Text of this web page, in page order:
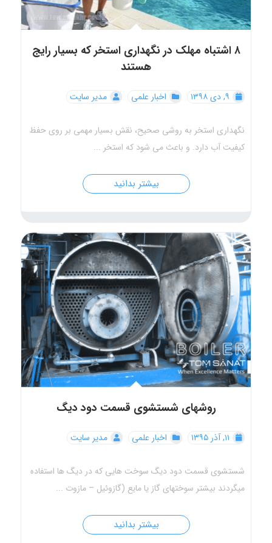
۸ اشتباه مهلک در نگهداری استخر که بسیار رایج
هستند
اخبار علمی مدیر سایت
نگهداری استخر به روشی صحیح، نقش بسیار مهمی بر روی حفظ
کیفیت آب دارد. و باعث می ‎شود که استخر ...
بیشتر بدانید
روشهای شستشوی قسمت دود دیگ
اخبار علمی مدیر سایت
شستشوی قسمت دود دیگ سوخت هایی که در دیگ ها استفاده
میگردند بیشتر سوختهای گاز یا مایع (گازوئیل – مازوت ...
بیشتر بدانید